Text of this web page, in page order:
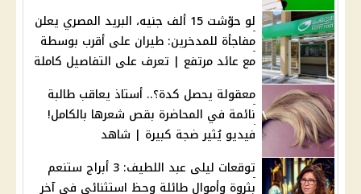
لو حوّشت 15 ألف جنيه، البريد المصري يعلن
مفاجأة للمدخرين: طيران على أقرب بوسطة
مع عائد مرتفع | تعرف على التفاصيل كاملة
معقولة يحصل كدة؟.. أستاذ يعاقب طالبة
نائمة في المحاضرة بقص شعرها بالكامل!
فيديو يُثير ضجة كبيرة | شاهد
توقعات ليلى عبد اللطيف: 3 أبراج ستنعم
بثروة وأموال طائلة وحظ استثنائي في آخر